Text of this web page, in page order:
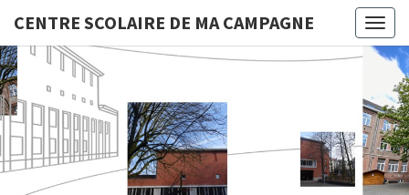
CENTRE SCOLAIRE DE MA CAMPAGNE
CENTRE